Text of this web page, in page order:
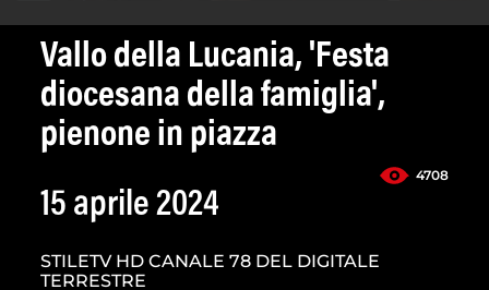
Vallo della Lucania, 'Festa
diocesana della famiglia',
pienone in piazza
4708
15 aprile 2024
STILETV HD CANALE 78 DEL DIGITALE
TERRESTRE